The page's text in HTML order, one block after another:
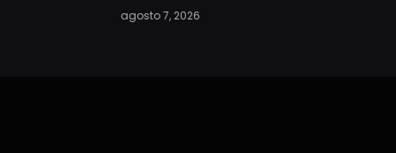
agosto 7, 2026